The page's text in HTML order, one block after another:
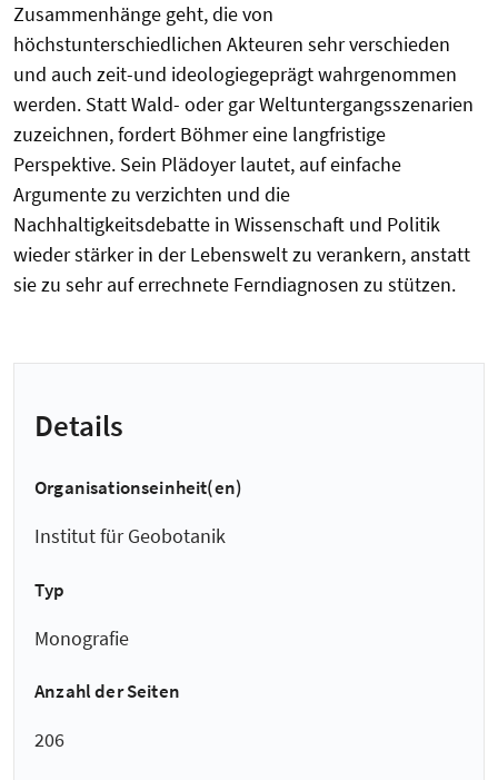
Zusammenhänge geht, die von
höchstunterschiedlichen Akteuren sehr verschieden
und auch zeit-und ideologiegeprägt wahrgenommen
werden. Statt Wald- oder gar Weltuntergangsszenarien
zuzeichnen, fordert Böhmer eine langfristige
Perspektive. Sein Plädoyer lautet, auf einfache
Argumente zu verzichten und die
Nachhaltigkeitsdebatte in Wissenschaft und Politik
wieder stärker in der Lebenswelt zu verankern, anstatt
sie zu sehr auf errechnete Ferndiagnosen zu stützen.
Details
Organisationseinheit(en)
Institut für Geobotanik
Typ
Monografie
Anzahl der Seiten
206